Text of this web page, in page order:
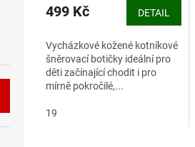
499 Kč DETAIL
Vycházkové kožené kotníkové
šněrovací botičky ideální pro
děti začínající chodit i pro
mírně pokročilé,...
19